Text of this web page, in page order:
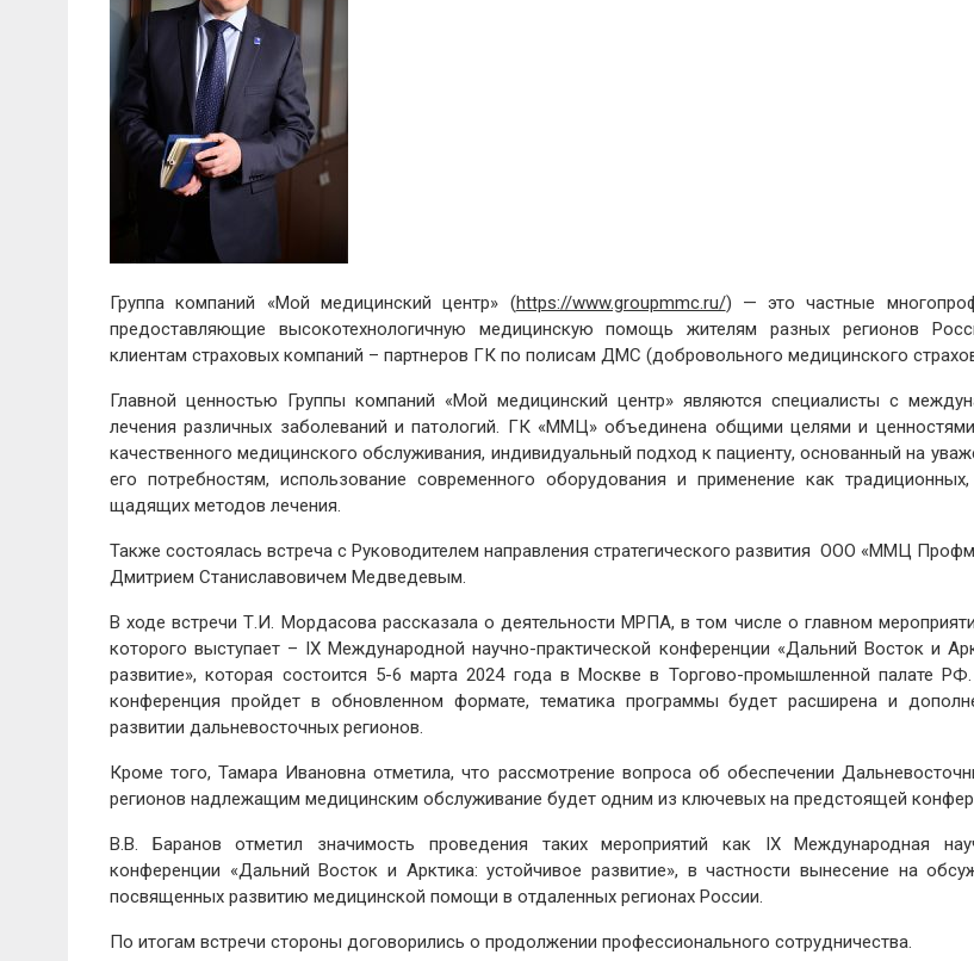
Группа компаний «Мой медицинский центр» (https://www.groupmmc.ru/) — это частные
предоставляющие высокотехнологичную медицинскую помощь жителям разных регионов
клиентам страховых компаний – партнеров ГК по полисам ДМС (добровольного медицинского
Главной ценностью Группы компаний «Мой медицинский центр» являются специалисты с
лечения различных заболеваний и патологий. ГК «ММЦ» объединена общими целями и
качественного медицинского обслуживания, индивидуальный подход к пациенту, основанный на
его потребностям, использование современного оборудования и применение как
щадящих методов лечения.
Также состоялась встреча с Руководителем направления стратегического развития ООО «ММЦ
Дмитрием Станиславовичем Медведевым.
В ходе встречи Т.И. Мордасова рассказала о деятельности МРПА, в том числе о главном
которого выступает – IX Международной научно-практической конференции «Дальний Восток и
развитие», которая состоится 5-6 марта 2024 года в Москве в Торгово-промышленной палате
конференция пройдет в обновленном формате, тематика программы будет расширена и
развитии дальневосточных регионов.
Кроме того, Тамара Ивановна отметила, что рассмотрение вопроса об обеспечении
регионов надлежащим медицинским обслуживание будет одним из ключевых на предстоящей
В.В. Баранов отметил значимость проведения таких мероприятий как IX Международная
конференции «Дальний Восток и Арктика: устойчивое развитие», в частности вынесение на
посвященных развитию медицинской помощи в отдаленных регионах России.
По итогам встречи стороны договорились о продолжении профессионального сотрудничества.